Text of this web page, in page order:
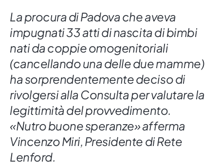
La procura di Padova che aveva
impugnati 33 atti di nascita di bimbi
nati da coppie omogenitoriali
(cancellando una delle due mamme)
ha sorprendentemente deciso di
rivolgersi alla Consulta per valutare la
legittimità del provvedimento.
«Nutro buone speranze» afferma
Vincenzo Miri, Presidente di Rete
Lenford.